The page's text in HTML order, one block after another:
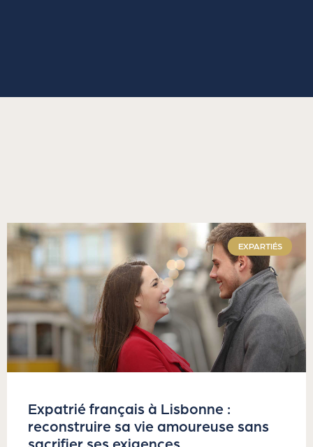
EXPARTIÉS
Expatrié français à Lisbonne :
reconstruire sa vie amoureuse sans